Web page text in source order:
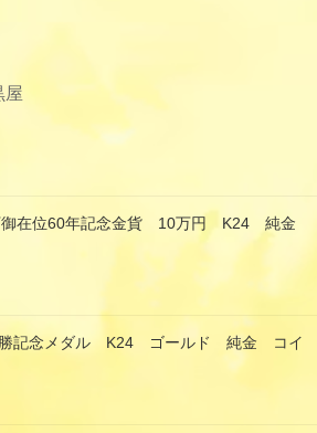
屋
在位60年記念金貨 10万円 K24 純金
記念メダル K24 ゴールド 純金 コイ